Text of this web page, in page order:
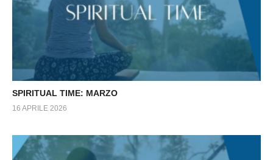
SPIRITUAL TIME: MARZO
16 APRILE 2026